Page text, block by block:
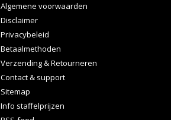
Algemene voorwaarden
Disclaimer
Privacybeleid
Betaalmethoden
Verzending & Retourneren
Contact & support
Sitemap
Info staffelprijzen